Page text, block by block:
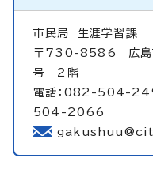
市民局 生涯学習課
〒730-8586 広島
号 2階
電話：082-504-
504-2066